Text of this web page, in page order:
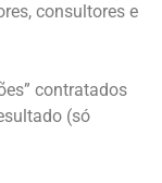
consultores e
contratados
(só